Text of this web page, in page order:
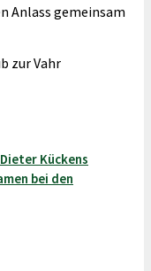
Anlass gemeinsam
zur Vahr
Kückens
bei den